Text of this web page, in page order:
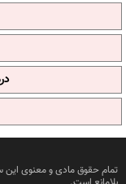
تمام حقوق مادی و معنوی این